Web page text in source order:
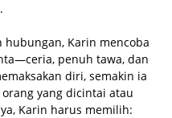
hubungan, Karin mencoba
penuh tawa, dan
diri, semakin ia
yang dicintai atau
Karin harus memilih: